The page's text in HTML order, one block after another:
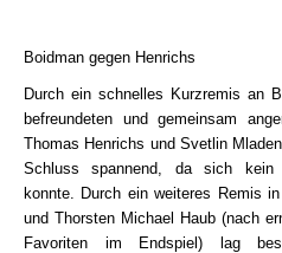
Boidman gegen Henrichs
Durch ein schnelles Kurzremis an
befreundeten und gemeinsam
Thomas Henrichs und Svetlin
Schluss spannend, da sich kein
konnte. Durch ein weiteres Remis
und Thorsten Michael Haub (nach
Favoriten im Endspiel) lag